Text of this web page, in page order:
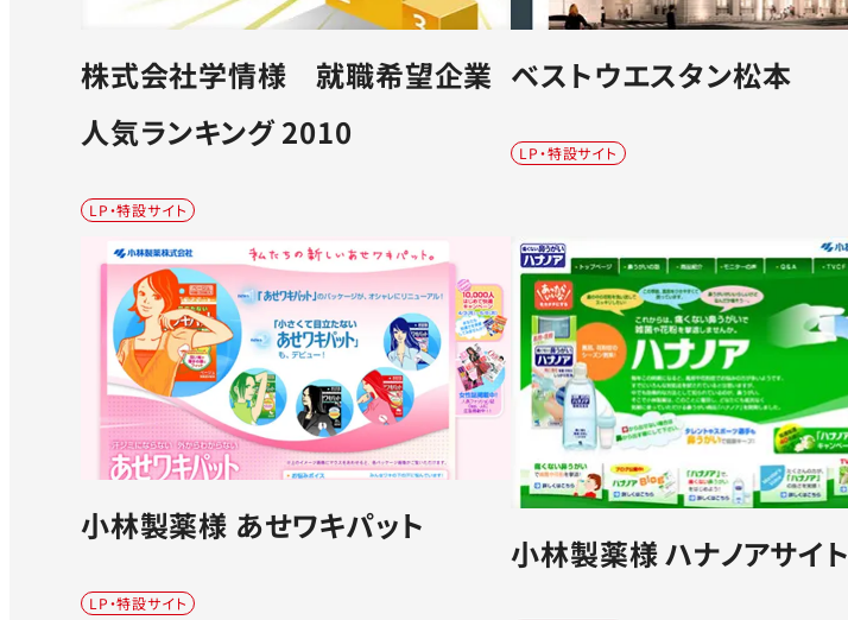
株式会社学情様 就職希望企業
人気ランキング 2010
LP・特設サイト
ベストウエスタン松本
LP・特設サイト
小林製薬様 あせワキパット
LP・特設サイト
小林製薬様 ハナノアサイト